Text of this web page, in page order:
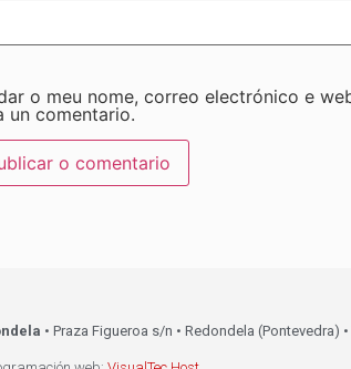
o meu nome, correo electrónico e
un comentario.
• Praza Figueroa s/n • Redondela (Pontevedra)